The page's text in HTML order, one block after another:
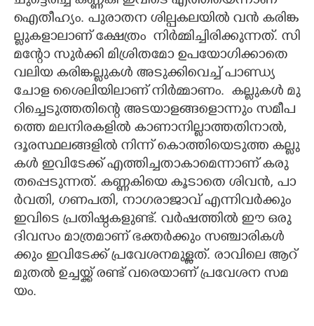
ഐതീഹ്യം. ​പു​രാ​ത​ന​ ​ശി​ല്പ​ക​ല​യി​ൽ​ ​വ​ൻ​ ​ക​രി​ങ്ക​
ല്ലു​ക​ളാ​ലാണ് ക്ഷേ​ത്രം​ ​ നിർമ്മിച്ചിരിക്കുന്നത്.​ ​സി​
മ​ന്റോ​ ​സു​ർ​ക്കി​ ​മി​ശ്രി​ത​മോ​ ​ഉ​പ​യോ​ഗി​ക്കാ​തെ​ ​
വ​ലി​യ​ ​ക​രി​ങ്ക​ല്ലു​ക​ൾ​ ​അ​ടു​ക്കി​വെ​ച്ച് ​പാ​ണ്ഡ്യ​
ചോ​ള​ ​ശൈ​ലി​യി​ലാ​ണ് ​നി​ർ​മ്മാ​ണം.​ ​ ക​ല്ലു​ക​ൾ​ ​മു​
റി​ച്ചെ​ടു​ത്ത​തി​ന്റെ​ ​അ​ട​യാ​ള​ങ്ങ​ളൊ​ന്നും​ ​സ​മീ​പ​
ത്തെ​ ​മ​ല​നി​ര​ക​ളി​ൽ​ ​കാ​ണാ​നി​ല്ലാ​ത്ത​തി​നാ​ൽ,​ ​
ദൂ​ര​സ്ഥ​ല​ങ്ങ​ളി​ൽ​ ​നി​ന്ന് ​കൊ​ത്തി​യെ​ടു​ത്ത​ ​ക​ല്ലു​
ക​ൾ​ ​ഇ​വി​ടേ​ക്ക് ​എ​ത്തി​ച്ച​താ​കാ​മെ​ന്നാ​ണ് ​ക​രു​
ത​പ്പെ​ടു​ന്ന​ത്.​ ​ക​ണ്ണ​കി​യെ​ ​കൂ​ടാ​തെ​ ​ശി​വ​ൻ,​ ​പാ​
ർ​വ​തി,​ ​ഗ​ണ​പ​തി,​ ​നാ​ഗ​രാ​ജാ​വ് ​എ​ന്നി​വ​ർ​ക്കും​ ​
ഇ​വി​ടെ​ ​പ്ര​തി​ഷ്ഠ​ക​ളു​ണ്ട്.​ ​വ​ർ​ഷ​ത്തി​ൽ​ ​ഈ​ ​ഒ​രു​ ​
ദി​വ​സം​ ​മാ​ത്ര​മാ​ണ് ​ഭ​ക്ത​ർ​ക്കും​ ​സ​ഞ്ചാ​രി​ക​ൾ​
ക്കും​ ​ഇ​വി​ടേ​ക്ക് ​പ്ര​വേ​ശ​ന​മു​ള്ള​ത്.​ ​രാ​വി​ലെ​ ​ആ​റ് ​
മു​ത​ൽ​ ​ഉ​ച്ച​യ്ക്ക് ​ര​ണ്ട് ​വ​രെ​യാ​ണ് ​പ്ര​വേ​ശ​ന​ ​സ​മ​
യം.